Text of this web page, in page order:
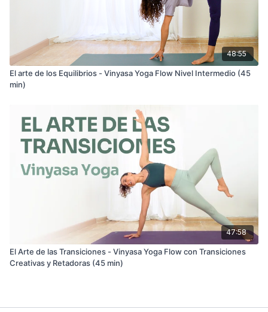
48:55
El arte de los Equilibrios - Vinyasa Yoga Flow Nivel Intermedio (45
min)
47:58
El Arte de las Transiciones - Vinyasa Yoga Flow con Transiciones
Creativas y Retadoras (45 min)